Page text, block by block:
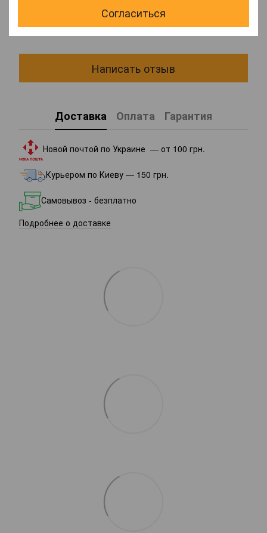
Согласиться
Написать отзыв
Доставка Оплата Гарантия
Новой почтой по Украине — от 100 грн.
Курьером по Киеву — 150 грн.
Самовывоз - безплатно
Подробнее о доставке